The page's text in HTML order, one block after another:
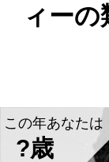
ィー
この年あなたは
?歳